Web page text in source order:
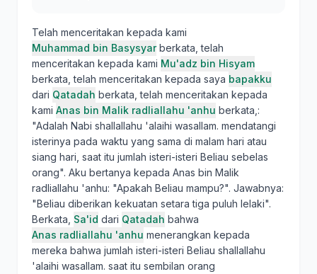
Telah menceritakan kepada kami
Muhammad bin Basysyarberkata, telah
menceritakan kepada kami Mu'adz bin Hisyam
berkata, telah menceritakan kepada saya bapakku
dari Qatadah berkata, telah menceritakan kepada
kami Anas bin Malik radliallahu 'anhu berkata,:
"Adalah Nabi shallallahu 'alaihi wasallam. mendatangi
isterinya pada waktu yang sama di malam hari atau
siang hari, saat itu jumlah isteri-isteri Beliau sebelas
orang". Aku bertanya kepada Anas bin Malik
radliallahu 'anhu: "Apakah Beliau mampu?". Jawabnya:
"Beliau diberikan kekuatan setara tiga puluh lelaki".
Berkata, Sa'id dari Qatadah bahwa
Anas radliallahu 'anhu menerangkan kepada
mereka bahwa jumlah isteri-isteri Beliau shallallahu
'alaihi wasallam. saat itu sembilan orang